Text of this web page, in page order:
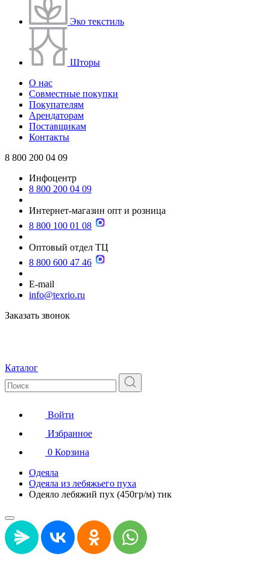
Эко текстиль
Шторы
О нас
Совместные покупки
Покупателям
Арендаторам
Поставщикам
Контакты
8 800 200 04 09
Инфоцентр
8 800 200 04 09
Интернет-магазин опт и розница
8 800 100 01 08
Оптовый отдел ТЦ
8 800 600 47 46
E-mail
info@texrio.ru
Заказать звонок
Каталог
Войти
Избранное
0 Корзина
Одеяла
Одеяла из лебяжьего пуха
Одеяло лебяжий пух (450гр/м) тик